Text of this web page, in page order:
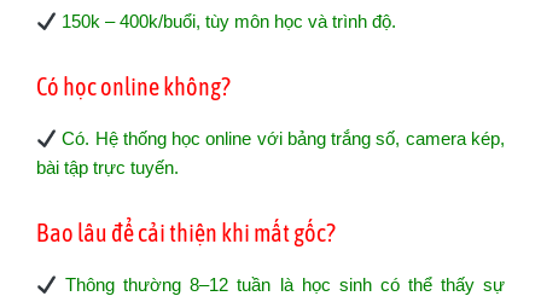
150k – 400k/buổi, tùy môn học và trình độ.
Có học online không?
Có. Hệ thống học online với bảng trắng số, camera kép,
bài tập trực tuyến.
Bao lâu để cải thiện khi mất gốc?
Thông thường 8–12 tuần là học sinh có thể thấy sự